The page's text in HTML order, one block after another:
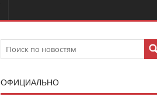
ОФИЦИАЛЬНО